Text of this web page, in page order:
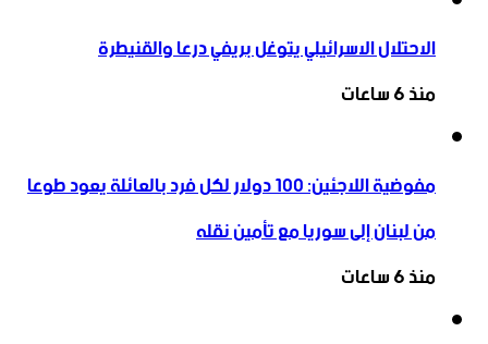
الاحتلال الاسرائيلي يتوغل بريفي درعا والقنيطرة
منذ 6 ساعات
مفوضية اللاجئين: 100 دولار لكل فرد بالعائلة يعود طوعا
من لبنان إلى سوريا مع تأمين نقله
منذ 6 ساعات